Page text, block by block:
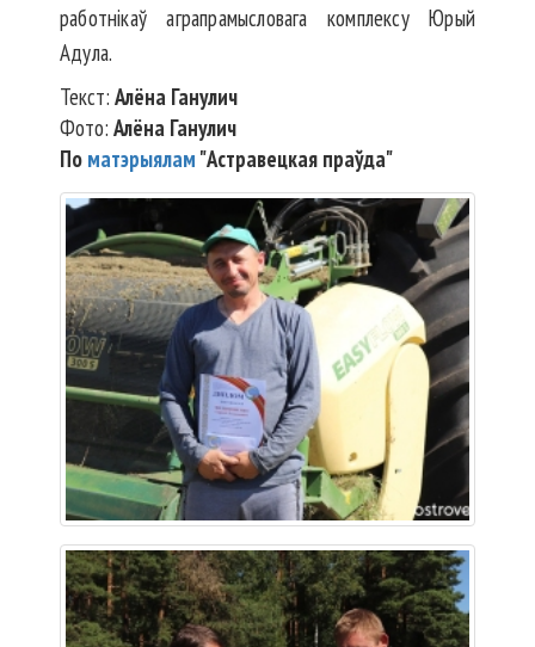
работнікаў аграпрамысловага комплексу Юрый
Адула.
Текст: Алёна Ганулич
Фото: Алёна Ганулич
По матэрыялам "Астравецкая праўда"